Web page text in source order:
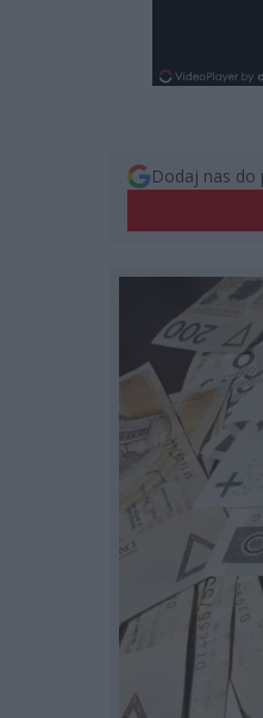
Dodaj nas do